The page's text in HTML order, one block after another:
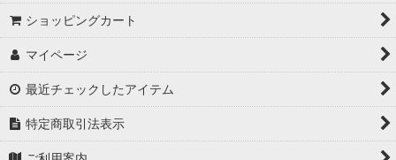
ショッピングカート
マイページ
最近チェックしたアイテム
特定商取引法表示